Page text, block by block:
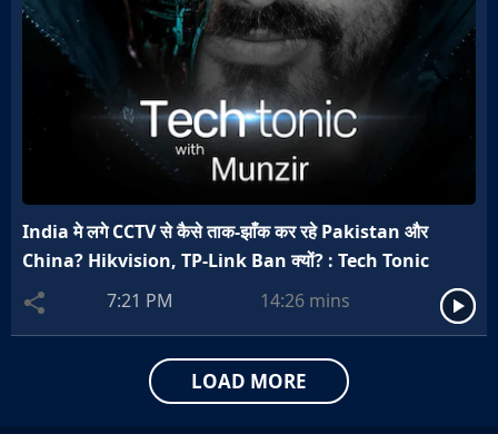
India मे लगे CCTV से कैसे ताक-झाँक कर रहे Pakistan और
China? Hikvision, TP-Link Ban क्यों? : Tech Tonic
7:21 PM
14:26 mins
LOAD MORE